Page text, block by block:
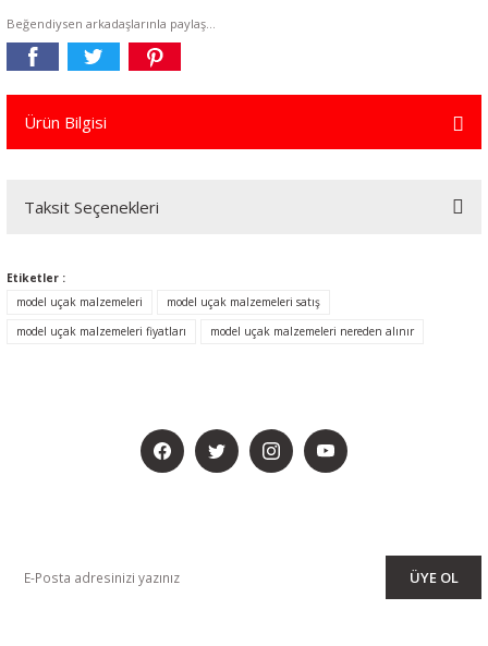
Beğendiysen arkadaşlarınla paylaş...
Ürün Bilgisi
Taksit Seçenekleri
Etiketler :
model uçak malzemeleri
model uçak malzemeleri satış
model uçak malzemeleri fiyatları
model uçak malzemeleri nereden alınır
ÜYE OL